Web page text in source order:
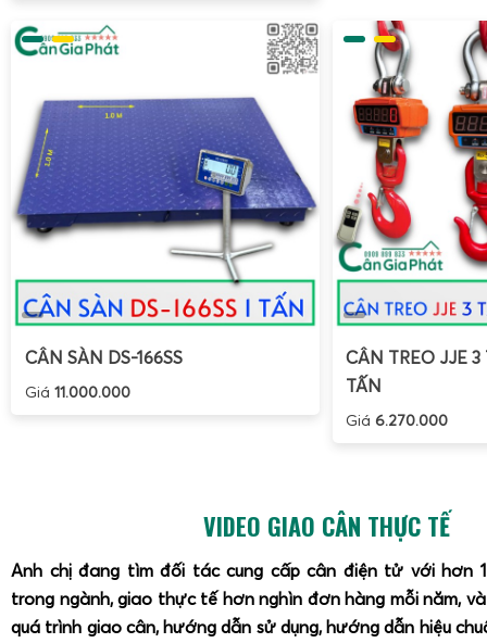
hoặc không còn đáp ứng yêu cầu sản xuất hiện tại.
Mua cân sàn điện tử Super-SS 1 tấn 2 tấn 3 tấn
Điện Tử Gia Phát
CÂN SÀN DS-166SS
Giá 11.000.000
CÂN TREO JJE
TẤN
Giá6.270.000
VIDEO GIAO CÂN THỰC TẾ
Anh chị đang tìm đối tác cung cấp cân điện tử với hơn
trong ngành, giao thực tế hơn nghìn đơn hàng mỗi năm,
quá trình giao cân, hướng dẫn sử dụng, hướng dẫn hiệu